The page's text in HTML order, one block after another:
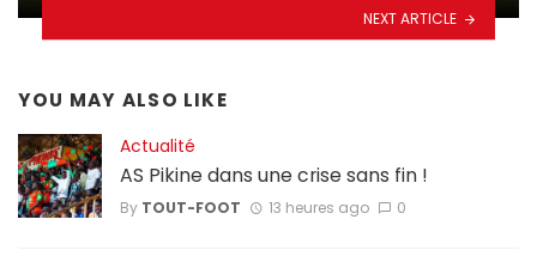
NEXT ARTICLE
YOU MAY ALSO LIKE
Actualité
AS Pikine dans une crise sans fin !
By TOUT-FOOT 13 heures ago 0